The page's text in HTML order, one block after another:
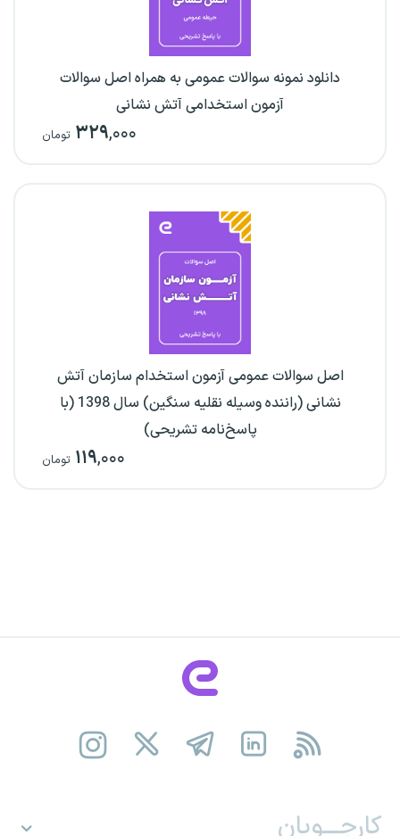
دانلود نمونه سوالات عمومی به همراه اصل سوالات
آزمون استخدامی آتش نشانی
۳۲۹,۰۰۰ تومان
اصل سوالات عمومی آزمون استخدام سازمان آتش
نشانی (راننده وسیله نقلیه سنگین) سال 1398 (با
پاسخ‌نامه تشریحی)
۱۱۹,۰۰۰ تومان
کارجـــویان